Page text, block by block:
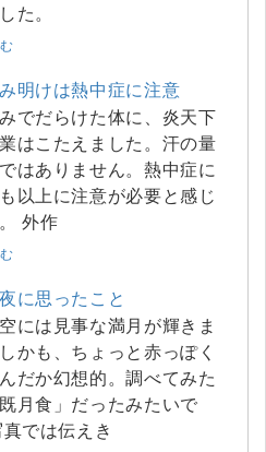
た。
明けは熱中症に注意
でだらけた体に、炎天下
はこたえました。汗の量
はありません。熱中症に
以上に注意が必要と感じ
ました。 外作
に思ったこと
には見事な満月が輝きま
かも、ちょっと赤っぽく
だか幻想的。調べてみた
月食」だったみたいで
では伝えき